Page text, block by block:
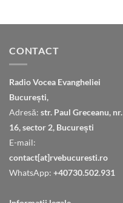
CONTACT
Radio Vocea Evangheliei
București,
Adresă: str. Paul Greceanu, nr.
16, sector 2, București
E-mail:
contact[at]rvebucuresti.ro
WhatsApp: +40730.502.931